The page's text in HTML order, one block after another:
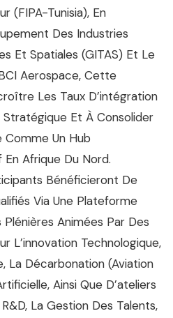
(FIPA-Tunisia), En
Des Industries
Et Spatiales (GITAS) Et Le
Aerospace, Cette
Les Taux D’intégration
Et À Consolider
Comme Un Hub
Afrique Du Nord.
Bénéficieront De
Via Une Plateforme
Animées Par Des
L’innovation Technologique,
La Décarbonation (aviation
Ainsi Que D’ateliers
La Gestion Des Talents,